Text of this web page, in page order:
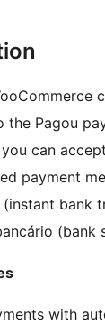
the Pagou
can
payment
(instant bank
(bank
with